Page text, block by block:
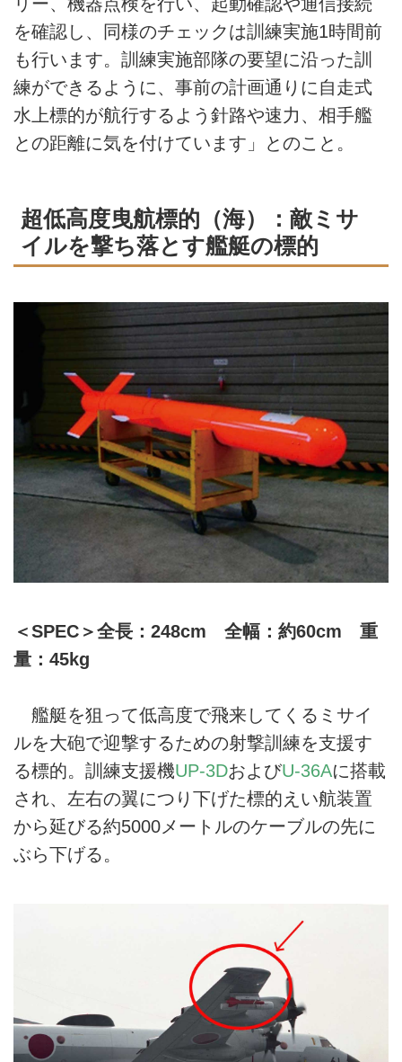
を確認し、同様のチェックは訓練実施1時間前
も行います。訓練実施部隊の要望に沿った訓
練ができるように、事前の計画通りに自走式
水上標的が航行するよう針路や速力、相手艦
との距離に気を付けています」とのこと。
超低高度曳航標的（海）：敵ミサ
イルを撃ち落とす艦艇の標的
＜SPEC＞全長：248cm 全幅：約60cm 重
量：45kg
艦艇を狙って低高度で飛来してくるミサイ
ルを大砲で迎撃するための射撃訓練を支援す
る標的。訓練支援機UP‐3DおよびU‐36Aに搭載
され、左右の翼につり下げた標的えい航装置
から延びる約5000メートルのケーブルの先に
ぶら下げる。